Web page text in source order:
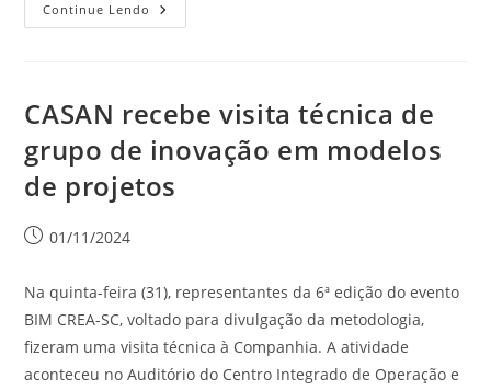
Continue Lendo
CASAN recebe visita técnica de
grupo de inovação em modelos
de projetos
01/11/2024
Na quinta-feira (31), representantes da 6ª edição do evento
BIM CREA-SC, voltado para divulgação da metodologia,
fizeram uma visita técnica à Companhia. A atividade
aconteceu no Auditório do Centro Integrado de Operação e